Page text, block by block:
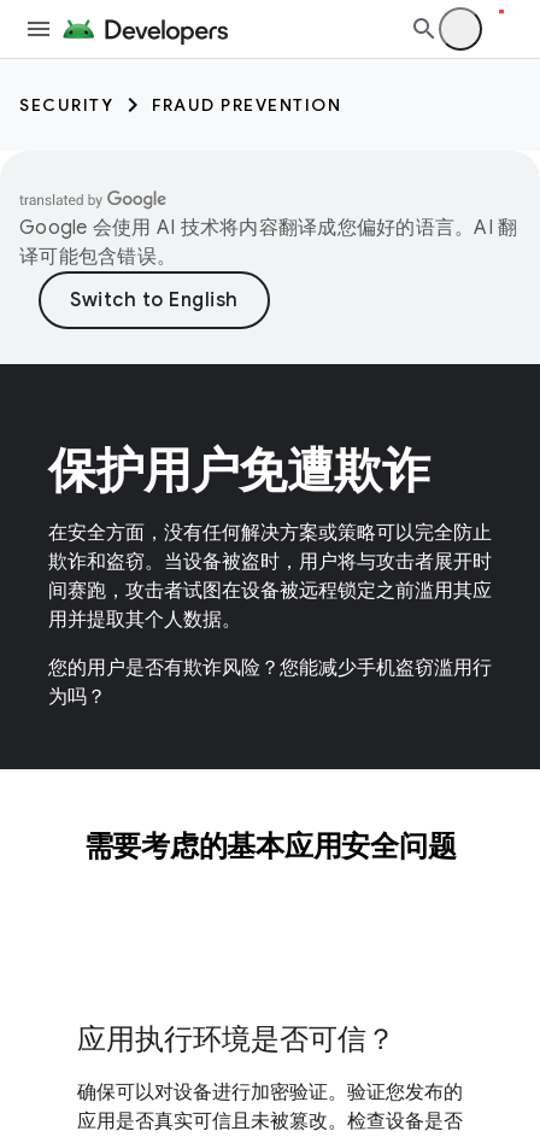
SECURITY FRAUD PREVENTION
Google 会使用 AI 技术将内容翻译成您偏好的语言。AI 翻
译可能包含错误。
保护用户免遭欺诈
在安全方面，没有任何解决方案或策略可以完全防止
欺诈和盗窃。当设备被盗时，用户将与攻击者展开时
间赛跑，攻击者试图在设备被远程锁定之前滥用其应
用并提取其个人数据。
您的用户是否有欺诈风险？您能减少手机盗窃滥用行
为吗？
需要考虑的基本应用安全问题
应用执行环境是否可信？
确保可以对设备进行加密验证。验证您发布的
应用是否真实可信且未被篡改。检查设备是否